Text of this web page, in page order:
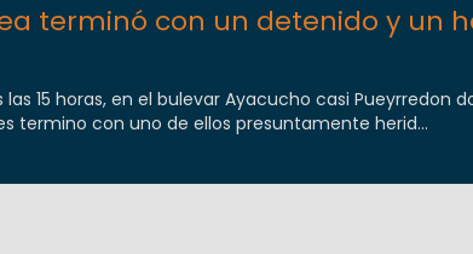
terminó con un detenido y un
15 horas, en el bulevar Ayacucho casi Pueyrredon
termino con uno de ellos presuntamente herid...